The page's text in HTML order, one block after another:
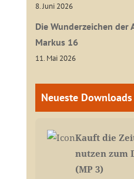
8. Juni 2026
Die Wunderzeichen der
Markus 16
11. Mai 2026
Neueste Downloads
Kauft die
nutzen zum
(MP 3)